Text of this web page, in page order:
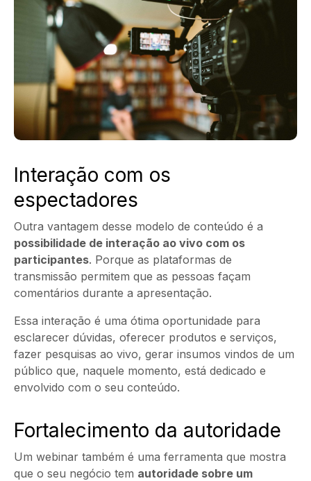
Interação com os
espectadores
Outra vantagem desse modelo de conteúdo é a
possibilidade de interação ao vivo com os
participantes. Porque as plataformas de
transmissão permitem que as pessoas façam
comentários durante a apresentação.
Essa interação é uma ótima oportunidade para
esclarecer dúvidas, oferecer produtos e serviços,
fazer pesquisas ao vivo, gerar insumos vindos de um
público que, naquele momento, está dedicado e
envolvido com o seu conteúdo.
Fortalecimento da autoridade
Um webinar também é uma ferramenta que mostra
que o seu negócio tem autoridade sobre um